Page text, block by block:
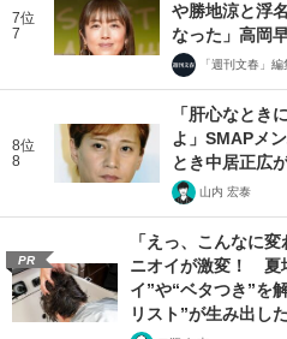
7位
7
や勝地涼と浮
なった」高岡
「週刊文春」編
8位
8
「肝心なとき
よ」SMAPメ
とき中居正広
山内 宏泰
PR
「えっ、こんなに
ニオイが激変！ 夏
イ”や“ベタつき”を
リスト”が生み出し